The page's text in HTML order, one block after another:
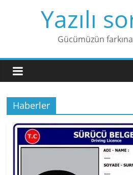
Yazılı
Gücümüzün
Haberler